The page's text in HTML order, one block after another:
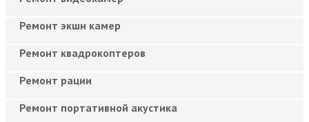
Ремонт экшн камер
Ремонт квадрокоптеров
Ремонт рации
Ремонт портативной акустика